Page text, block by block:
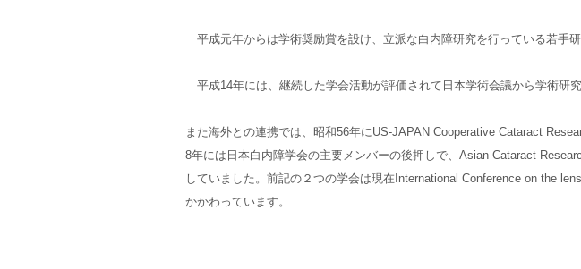
平成元年からは学術奨励賞を設け、立派な白内障研究を行っている若手研
平成14年には、継続した学会活動が評価されて日本学術会議から学術研
また海外との連携では、昭和56年にUS-JAPAN Cooperative Cataract
8年には日本白内障学会の主要メンバーの後押しで、Asian Cataract
していました。前記の２つの学会は現在International Conference on the
かかわっています。